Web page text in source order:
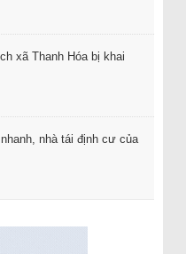
xã Thanh Hóa bị khai
nhà tái định cư của